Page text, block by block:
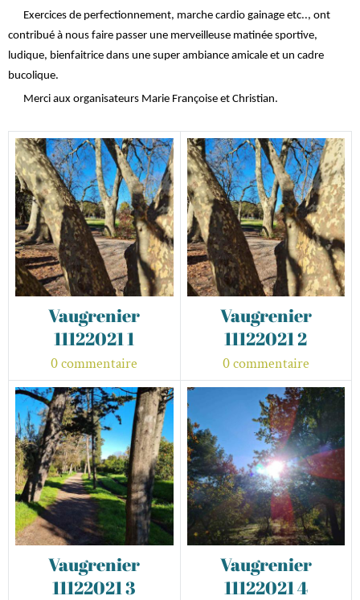
Exercices de perfectionnement, marche cardio gainage etc.., ont
contribué à nous faire passer une merveilleuse matinée sportive,
ludique, bienfaitrice dans une super ambiance amicale et un cadre
bucolique.
Merci aux organisateurs Marie Françoise et Christian.
Vaugrenier
11122021 1
0 commentaire
Vaugrenier
11122021 2
0 commentaire
Vaugrenier
11122021 3
Vaugrenier
11122021 4